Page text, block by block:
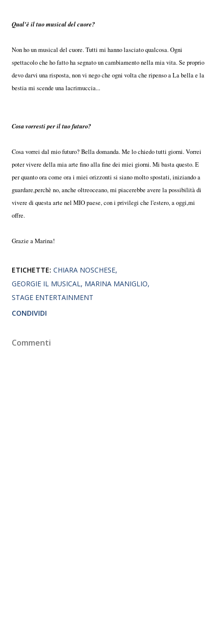
Qual'è il tuo musical del cuore?
Non ho un musical del cuore. Tutti mi hanno lasciato qualcosa. Ogni
spettacolo che ho fatto ha segnato un cambiamento nella mia vita. Se proprio
devo darvi una risposta, non vi nego che ogni volta che ripenso a La bella e la
bestia mi scende una lacrimuccia...
Cosa vorresti per il tuo futuro?
Cosa vorrei dal mio futuro? Bella domanda. Me lo chiedo tutti giorni. Vorrei
poter vivere della mia arte fino alla fine dei miei giorni. Mi basta questo. E
per quanto ora come ora i miei orizzonti si siano molto spostati, iniziando a
guardare,perchè no, anche oltreoceano, mi piacerebbe avere la possibilità di
vivere di questa arte nel MIO paese, con i privilegi che l'estero, a oggi,mi
offre.
Grazie a Marina!
ETICHETTE: CHIARA NOSCHESE
GEORGIE IL MUSICAL MARINA MANIGLIO
STAGE ENTERTAINMENT
CONDIVIDI
Commenti